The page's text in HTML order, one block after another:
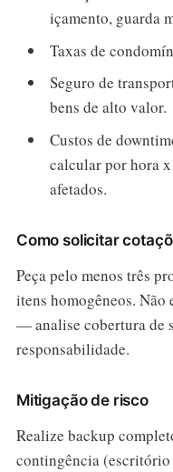
içamento, guarda
Taxas de
Seguro de
bens de alto valor.
Custos de
calcular por hora
afetados.
Como solicitar
Peça pelo menos três
itens homogêneos. Não
— analise cobertura de
responsabilidade.
Mitigação de risco
Realize backup
contingência